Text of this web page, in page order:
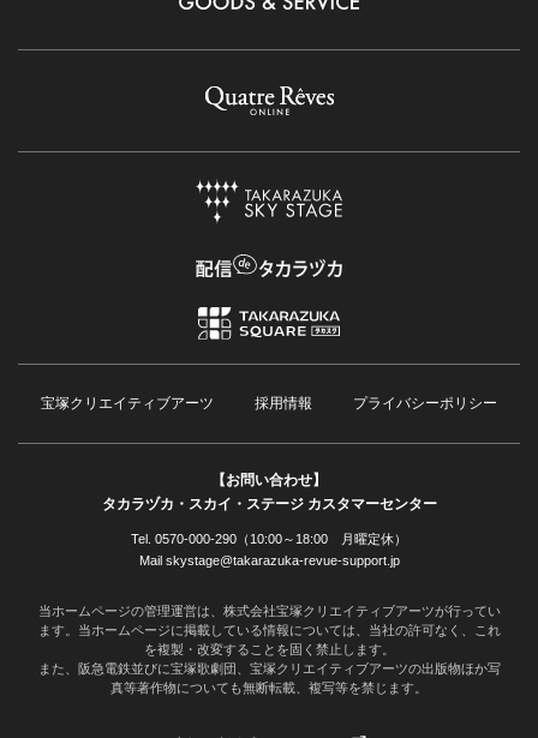
宝塚クリエイティブアーツ 採用情報 プライバシーポリシー
【お問い合わせ】
タカラヅカ・スカイ・ステージ カスタマーセンター
Tel. 0570-000-290（10:00～18:00 月曜定休）
Mail skystage@takarazuka-revue-support.jp
当ホームページの管理運営は、株式会社宝塚クリエイティブアーツが行ってい
ます。当ホームページに掲載している情報については、当社の許可なく、これ
を複製・改変することを固く禁止します。
また、阪急電鉄並びに宝塚歌劇団、宝塚クリエイティブアーツの出版物ほか写
真等著作物についても無断転載、複写等を禁じます。